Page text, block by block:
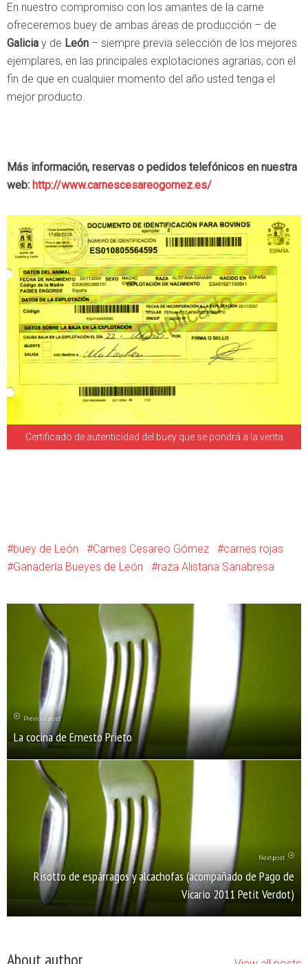
En nuestro compromiso con los amantes de la carne
ofreceremos buey de ambas áreas de producción – de
Galicia y de León – siempre previa selección de los mejores
ejemplares, en las principales explotaciones agrarias, con el
fin de que en cualquier momento del año usted tenga el
mejor producto.
Más información, reservas o pedidos telefónicos en nuestra
web: http://www.carnescesareogomez.es/
Certificado de autenticidad del buey que se pondrá a la venta
buey de León Carnes Cesareo Gómez
carnes rojas
Ganadería Bueyes de León
raza Alistana Sanabresa
Previous post
La cocina de Ernesto Prieto
Next post
Risotto de espárragos y alcachofas (acompañado de Pago de
Vicario 2011 Petit Verdot)
About author